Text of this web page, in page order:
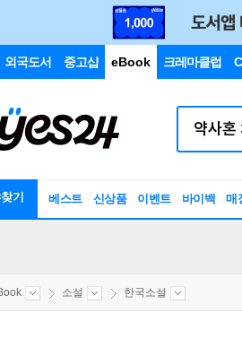
외국도서 중고샵 eBook 크레마클럽
기 베스트 신상품 이벤트 바이백 매
소설 한국소설